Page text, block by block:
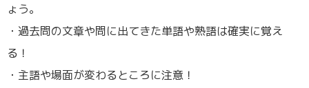
ょう。
・過去問の文章や問に出てきた単語や熟語は確実に覚え
る！
・主語や場面が変わるところに注意！